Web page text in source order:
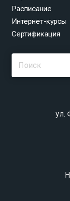
Расписание
Интернет-курсы
Сертификация
ул.